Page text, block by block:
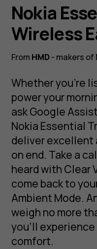
Nokia
Wireless
From HMD- makers of
Whether you’re
power your
ask Google
Nokia Essential
deliver excellent
on end. Take a
heard with Clear
come back to
Ambient Mode.
weigh no more
you’ll
comfort.